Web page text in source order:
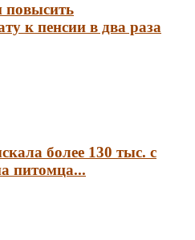
повысить
к пенсии в два раза
более 130 тыс. с
питомца...